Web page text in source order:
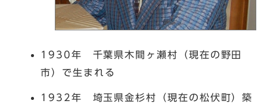
1930年 千葉県木間ヶ瀬村（現在の野田
市）で生まれる
1932年 埼玉県金杉村（現在の松伏町）築